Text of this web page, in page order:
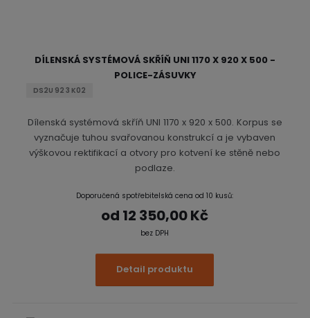
DÍLENSKÁ SYSTÉMOVÁ SKŘÍŇ UNI 1170 X 920 X 500 -
POLICE-ZÁSUVKY
DS2U 92 3 K02
Dílenská systémová skříň UNI 1170 x 920 x 500. Korpus se
vyznačuje tuhou svařovanou konstrukcí a je vybaven
výškovou rektifikací a otvory pro kotvení ke stěně nebo
podlaze.
Doporučená spotřebitelská cena od 10 kusů:
od 12 350,00 Kč
bez DPH
Detail produktu